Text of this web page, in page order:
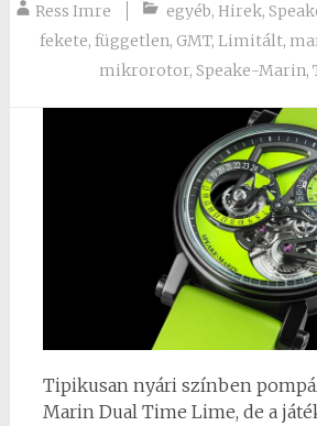
Ress Imre egyéb,Hirek,
fekete,független, GMT,Limitált,
mikrorotor,Speake-Marin,
Tipikusan nyári színben
Marin Dual Time Lime, de a